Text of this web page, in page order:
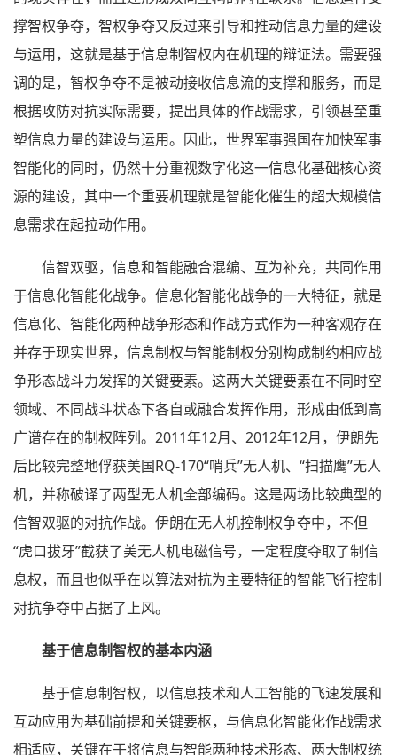
撑智权争夺，智权争夺又反过来引导和推动信息力量的建设
与运用，这就是基于信息制智权内在机理的辩证法。需要强
调的是，智权争夺不是被动接收信息流的支撑和服务，而是
根据攻防对抗实际需要，提出具体的作战需求，引领甚至重
塑信息力量的建设与运用。因此，世界军事强国在加快军事
智能化的同时，仍然十分重视数字化这一信息化基础核心资
源的建设，其中一个重要机理就是智能化催生的超大规模信
息需求在起拉动作用。
信智双驱，信息和智能融合混编、互为补充，共同作用
于信息化智能化战争。信息化智能化战争的一大特征，就是
信息化、智能化两种战争形态和作战方式作为一种客观存在
并存于现实世界，信息制权与智能制权分别构成制约相应战
争形态战斗力发挥的关键要素。这两大关键要素在不同时空
领域、不同战斗状态下各自或融合发挥作用，形成由低到高
广谱存在的制权阵列。2011年12月、2012年12月，伊朗先
后比较完整地俘获美国RQ-170“哨兵”无人机、“扫描鹰”无人
机，并称破译了两型无人机全部编码。这是两场比较典型的
信智双驱的对抗作战。伊朗在无人机控制权争夺中，不但
“虎口拔牙”截获了美无人机电磁信号，一定程度夺取了制信
息权，而且也似乎在以算法对抗为主要特征的智能飞行控制
对抗争夺中占据了上风。
基于信息制智权的基本内涵
基于信息制智权，以信息技术和人工智能的飞速发展和
互动应用为基础前提和关键要枢，与信息化智能化作战需求
相适应，关键在于将信息与智能两种技术形态、两大制权统